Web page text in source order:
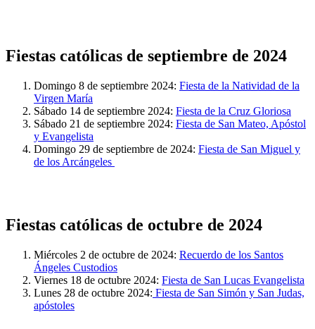
Fiestas católicas de septiembre de 2024
Domingo 8 de septiembre 2024: Fiesta de la Natividad de la
Virgen María
Sábado 14 de septiembre 2024: Fiesta de la Cruz Gloriosa
Sábado 21 de septiembre 2024: Fiesta de San Mateo, Apóstol
y Evangelista
Domingo 29 de septiembre de 2024: Fiesta de San Miguel y
de los Arcángeles
Fiestas católicas de octubre de 2024
Miércoles 2 de octubre de 2024: Recuerdo de los Santos
Ángeles Custodios
Viernes 18 de octubre 2024: Fiesta de San Lucas Evangelista
Lunes 28 de octubre 2024: Fiesta de San Simón y San Judas,
apóstoles